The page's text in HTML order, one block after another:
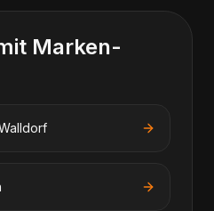
Marken-